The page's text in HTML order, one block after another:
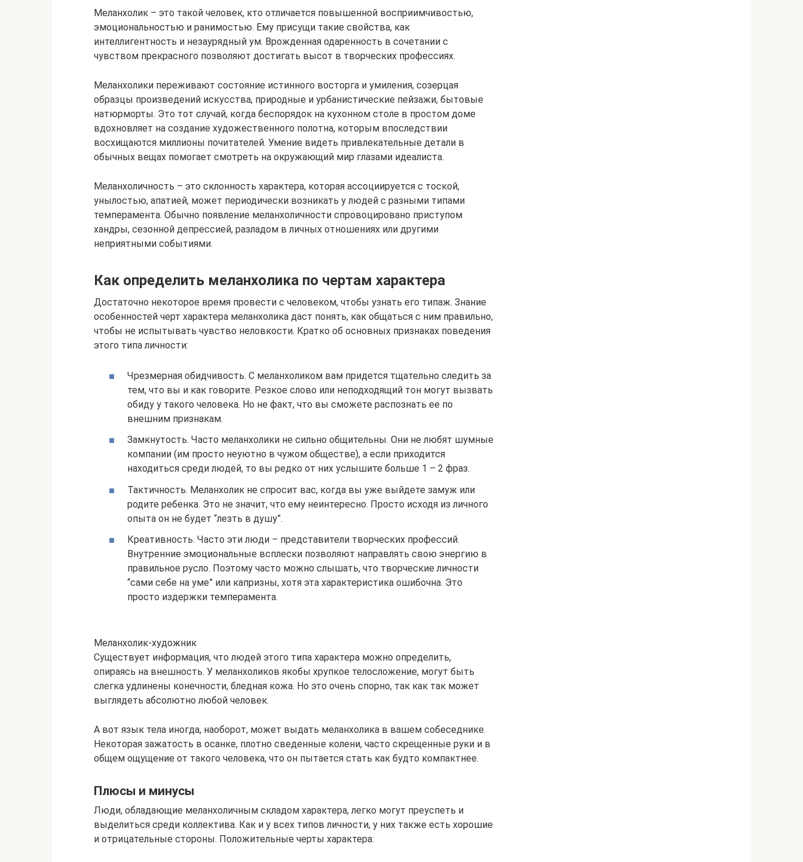
Меланхолик – это такой человек, кто отличается повышенной восприимчивостью,
эмоциональностью и ранимостью. Ему присущи такие свойства, как
интеллигентность и незаурядный ум. Врожденная одаренность в сочетании с
чувством прекрасного позволяют достигать высот в творческих профессиях.
Меланхолики переживают состояние истинного восторга и умиления, созерцая
образцы произведений искусства, природные и урбанистические пейзажи, бытовые
натюрморты. Это тот случай, когда беспорядок на кухонном столе в простом доме
вдохновляет на создание художественного полотна, которым впоследствии
восхищаются миллионы почитателей. Умение видеть привлекательные детали в
обычных вещах помогает смотреть на окружающий мир глазами идеалиста.
Меланхоличность – это склонность характера, которая ассоциируется с тоской,
унылостью, апатией, может периодически возникать у людей с разными типами
темперамента. Обычно появление меланхоличности спровоцировано приступом
хандры, сезонной депрессией, разладом в личных отношениях или другими
неприятными событиями.
Как определить меланхолика по чертам характера
Достаточно некоторое время провести с человеком, чтобы узнать его типаж. Знание
особенностей черт характера меланхолика даст понять, как общаться с ним правильно,
чтобы не испытывать чувство неловкости. Кратко об основных признаках поведения
этого типа личности:
Чрезмерная обидчивость. С меланхоликом вам придется тщательно следить за
тем, что вы и как говорите. Резкое слово или неподходящий тон могут вызвать
обиду у такого человека. Но не факт, что вы сможете распознать ее по
внешним признакам.
Замкнутость. Часто меланхолики не сильно общительны. Они не любят шумные
компании (им просто неуютно в чужом обществе), а если приходится
находиться среди людей, то вы редко от них услышите больше 1 – 2 фраз.
Тактичность. Меланхолик не спросит вас, когда вы уже выйдете замуж или
родите ребенка. Это не значит, что ему неинтересно. Просто исходя из личного
опыта он не будет “лезть в душу”.
Креативность. Часто эти люди – представители творческих профессий.
Внутренние эмоциональные всплески позволяют направлять свою энергию в
правильное русло. Поэтому часто можно слышать, что творческие личности
“сами себе на уме” или капризны, хотя эта характеристика ошибочна. Это
просто издержки темперамента.
Меланхолик-художник
Существует информация, что людей этого типа характера можно определить,
опираясь на внешность. У меланхоликов якобы хрупкое телосложение, могут быть
слегка удлинены конечности, бледная кожа. Но это очень спорно, так как так может
выглядеть абсолютно любой человек.
А вот язык тела иногда, наоборот, может выдать меланхолика в вашем собеседнике.
Некоторая зажатость в осанке, плотно сведенные колени, часто скрещенные руки и в
общем ощущение от такого человека, что он пытается стать как будто компактнее.
Плюсы и минусы
Люди, обладающие меланхоличным складом характера, легко могут преуспеть и
выделиться среди коллектива. Как и у всех типов личности, у них также есть хорошие
и отрицательные стороны. Положительные черты характера: